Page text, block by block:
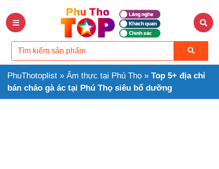
PhuThotoplist » Ẩm thực tại Phú Thọ » Top 5+ địa chỉ
bán cháo gà ác tại Phú Thọ siêu bổ dưỡng